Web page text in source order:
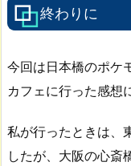
終わりに
今回は日本橋のポケ
カフェに行った感想
私が行ったときは、
したが、大阪の心斎